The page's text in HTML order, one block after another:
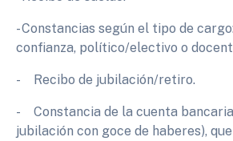
- Constancias según el tipo de
confianza, político/electivo o
- Recibo de jubilación/retiro.
- Constancia de la cuenta bancaria
jubilación con goce de haberes),